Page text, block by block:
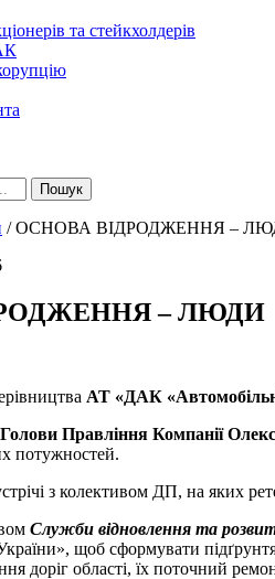
та стейкхолдерів
Пошук
/ОСНОВА ВІДРОДЖЕННЯ –
– ЛЮДИ
АТ «ДАК
Голови Правління Компанії
потужностей.
з колективом ДП, на яких
Служби відновлення та
щоб сформувати
доріг області, їх поточний